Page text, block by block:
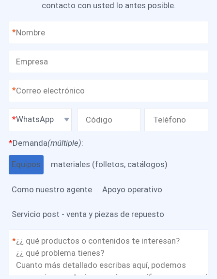
contacto con usted lo antes posible.
*
*
WhatsApp
*Demanda(múltiple):
Equipos materiales (folletos, catálogos)
Como nuestro agente Apoyo operativo
Servicio post - venta y piezas de repuesto
*